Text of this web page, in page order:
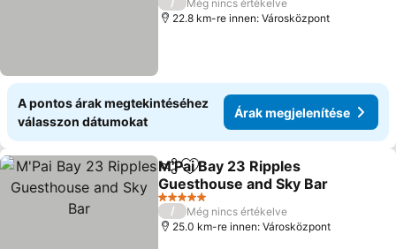
Még nincs értékelve
22.8 km-re innen: Városközpont
A pontos árak megtekintéséhez
válasszon dátumokat
Árak megjelenítése
MegosztásHozzáadás a kedvencekhez
M'Pai Bay 23 Ripples
Guesthouse and Sky Bar
Árak megjelenítése
5 Kategória
/
Még nincs értékelve
25.0 km-re innen: Városközpont